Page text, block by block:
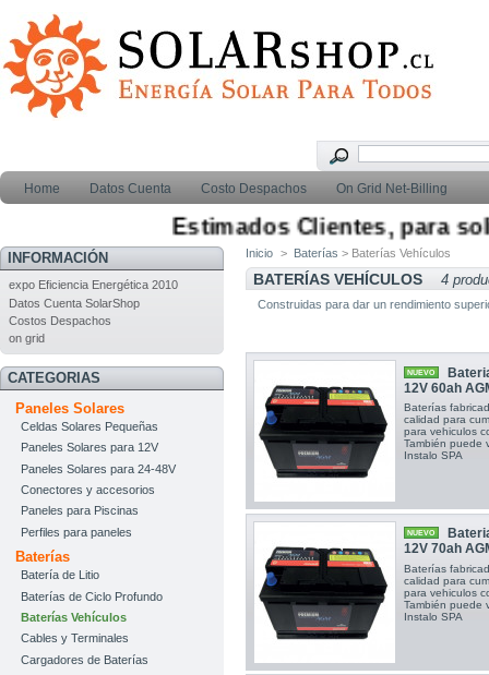
Home Datos Cuenta Costo Despachos On Grid Net-Billing
Estimados Clientes, para
INFORMACIÓN
expo Eficiencia Energética 2010
Datos Cuenta SolarShop
Costos Despachos
on grid
CATEGORIAS
Paneles Solares
Celdas Solares Pequeñas
Paneles Solares para 12V
Paneles Solares para 24-48V
Conectores y accesorios
Paneles para Piscinas
Perfiles para paneles
Baterías
Batería de Litio
Baterías de Ciclo Profundo
Baterías Vehículos
Cables y Terminales
Cargadores de Baterías
Inicio > Baterías > Baterías Vehículos
BATERÍAS VEHÍCULOS 4
Construidas para dar un rendimiento
NUEVO
12V 60ah
Baterías
calidad para
para vehiculos
También puede
Instalo SPA
NUEVO
12V 70ah
Baterías
calidad para
para vehiculos
También puede
Instalo SPA